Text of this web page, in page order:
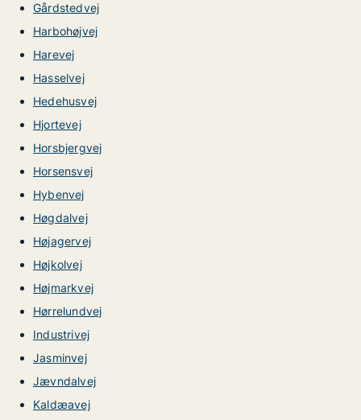
Gårdstedvej
Harbohøjvej
Harevej
Hasselvej
Hedehusvej
Hjortevej
Horsbjergvej
Horsensvej
Hybenvej
Høgdalvej
Højagervej
Højkolvej
Højmarkvej
Hørrelundvej
Industrivej
Jasminvej
Jævndalvej
Kaldæavej